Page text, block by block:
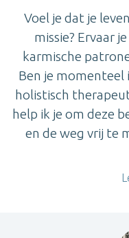
Voel je dat je
missie? Ervaar
karmische
Ben je momenteel
holistisch
help ik je om deze
en de weg vrij te